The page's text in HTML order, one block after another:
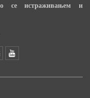
се истраживањем и